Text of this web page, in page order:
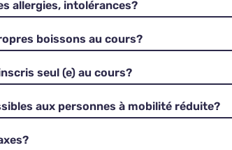
allergies, intolérances?
boissons au cours?
seul (e) au cours?
aux personnes à mobilité réduite?